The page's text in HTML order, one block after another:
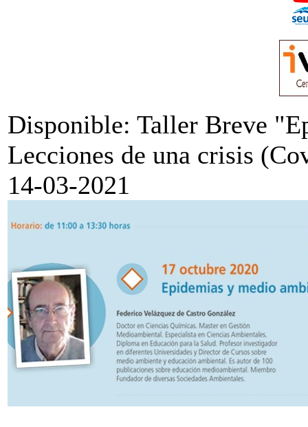
Disponible: Taller Breve
Lecciones de una crisis
14-03-2021